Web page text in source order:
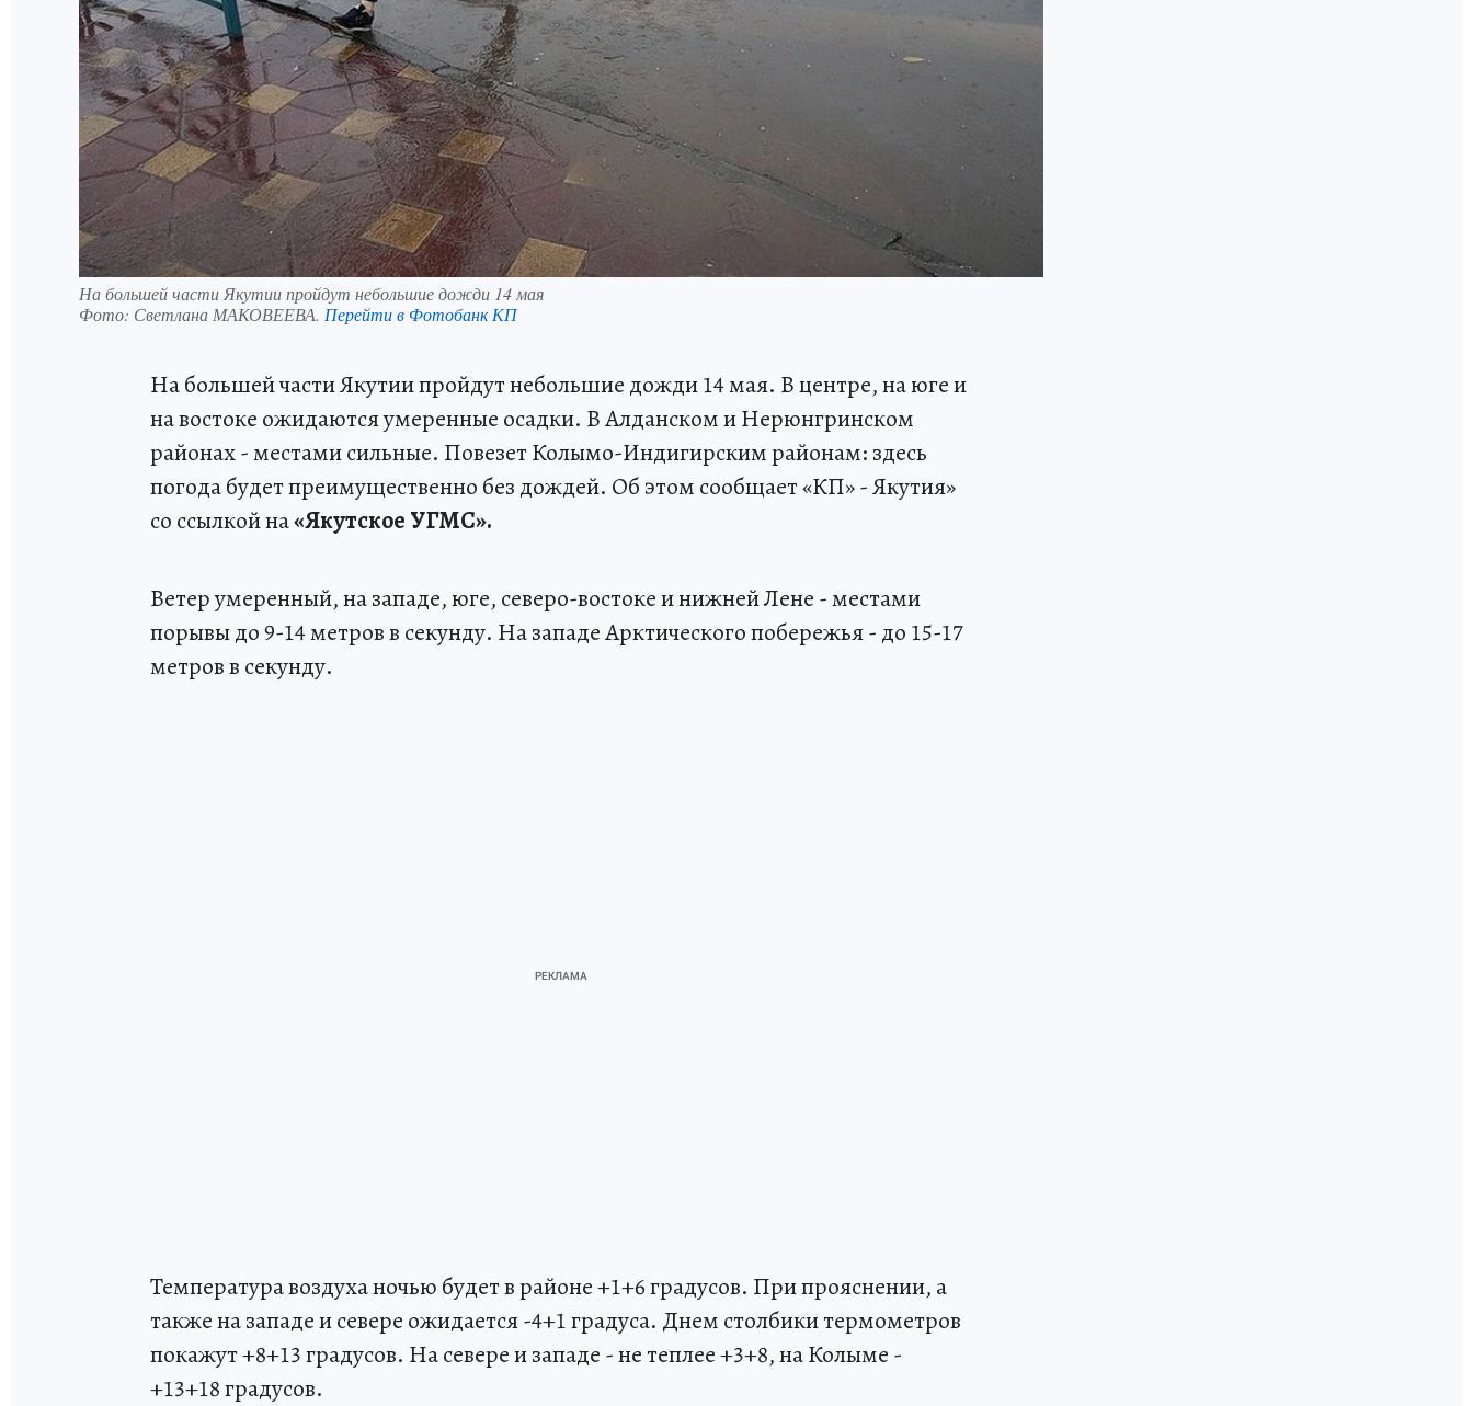
На большей части Якутии пройдут небольшие дожди 14 мая
Фото: Светлана МАКОВЕЕВА. Перейти в Фотобанк КП
На большей части Якутии пройдут небольшие дожди 14 мая. В центре, на юге и
на востоке ожидаются умеренные осадки. В Алданском и Нерюнгринском
районах - местами сильные. Повезет Колымо-Индигирским районам: здесь
погода будет преимущественно без дождей. Об этом сообщает «КП» - Якутия»
со ссылкой на«Якутское УГМС».
Ветер умеренный, на западе, юге, северо-востоке и нижней Лене - местами
порывы до 9-14 метров в секунду. На западе Арктического побережья - до 15-17
метров в секунду.
Температура воздуха ночью будет в районе +1+6 градусов. При прояснении, а
также на западе и севере ожидается -4+1 градуса. Днем столбики термометров
покажут +8+13 градусов. На севере и западе - не теплее +3+8, на Колыме -
+13+18 градусов.